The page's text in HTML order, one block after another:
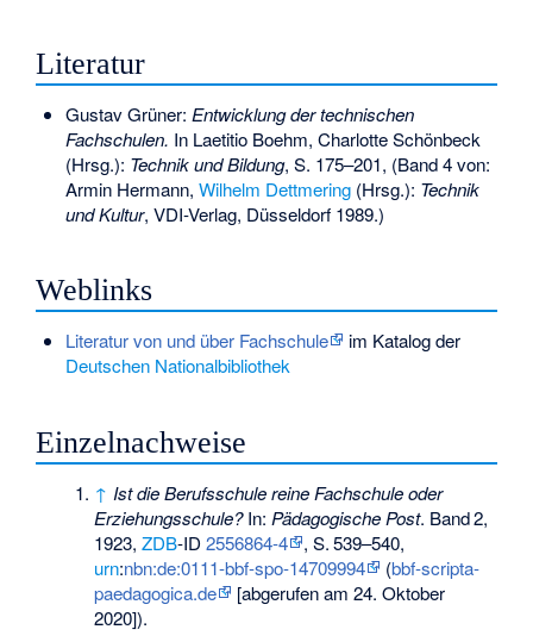
Literatur
Gustav Grüner: Entwicklung der technischen
Fachschulen. In Laetitio Boehm, Charlotte Schönbeck
(Hrsg.): Technik und Bildung, S. 175–201, (Band 4 von:
Armin Hermann, Wilhelm Dettmering(Hrsg.): Technik
und Kultur, VDI-Verlag, Düsseldorf 1989.)
Weblinks
Literatur von und über Fachschule
im Katalog der
Deutschen Nationalbibliothek
Einzelnachweise
↑ Ist die Berufsschule reine Fachschule oder
Erziehungsschule?In: Pädagogische Post. Band2,
1923,ZDB-ID2556864-4 ,S.539–540,
urn:nbn:de:0111-bbf-spo-14709994 (bbf-scripta-
paedagogica.de
[abgerufen am 24. Oktober
2020]).